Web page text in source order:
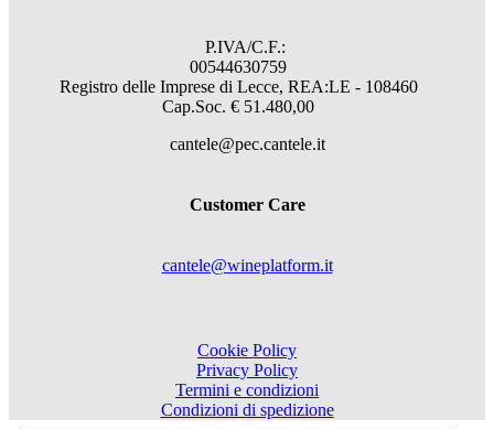
P.IVA/C.F.:
00544630759
Registro delle Imprese di Lecce, REA:LE - 108460
Cap.Soc. € 51.480,00
cantele@pec.cantele.it
Customer Care
cantele@wineplatform.it
Cookie Policy
Privacy Policy
Termini e condizioni
Condizioni di spedizione